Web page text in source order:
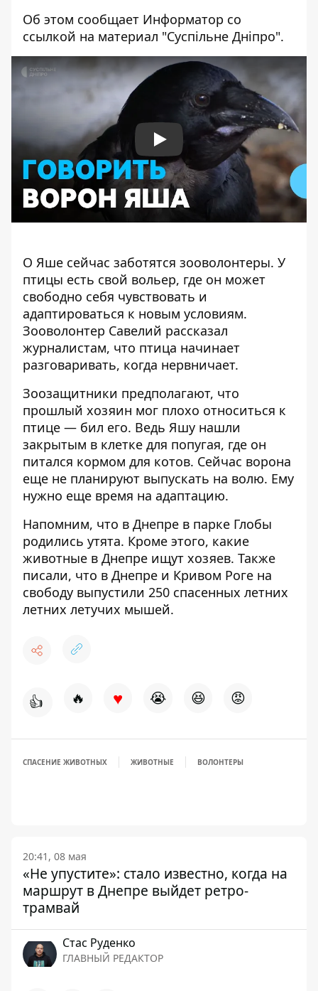
Об этом сообщает Информатор со
ссылкой на материал "Суспільне Дніпро".
Play
О Яше сейчас заботятся зооволонтеры. У
птицы есть свой вольер, где он может
свободно себя чувствовать и
адаптироваться к новым условиям.
Зооволонтер Савелий рассказал
журналистам, что птица начинает
разговаривать, когда нервничает.
Зоозащитники предполагают, что
прошлый хозяин мог плохо относиться к
птице — бил его. Ведь Яшу нашли
закрытым в клетке для попугая, где он
питался кормом для котов. Сейчас ворона
еще не планируют выпускать на волю. Ему
нужно еще время на адаптацию.
Напомним, что в Днепре в парке Глобы
родились утята. Кроме этого, какие
животные в Днепре ищут хозяев. Также
писали, что в Днепре и Кривом Роге на
свободу выпустили 250 спасенных летних
летних летучих мышей.
👍 🔥 ♥ 😭 😆 😡
СПАСЕНИЕ ЖИВОТНЫХ ЖИВОТНЫЕ ВОЛОНТЕРЫ
20:41, 08 мая
«Не упустите»: стало известно, когда на
маршрут в Днепре выйдет ретро-
трамвай
Стаc Руденко
ГЛАВНЫЙ РЕДАКТОР